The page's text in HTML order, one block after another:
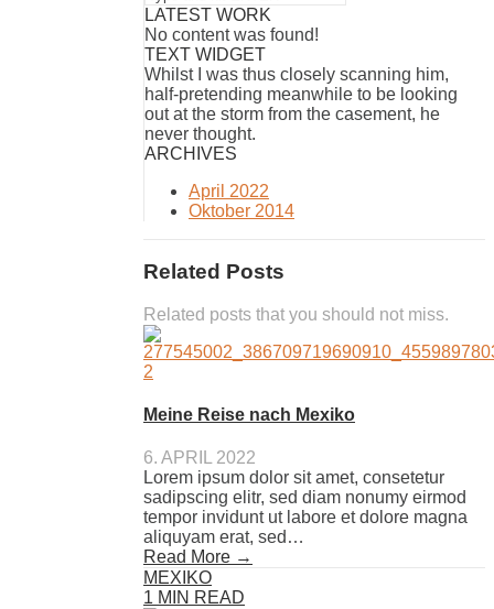
LATEST WORK
No content was found!
TEXT WIDGET
Whilst I was thus closely scanning him,
half-pretending meanwhile to be looking
out at the storm from the casement, he
never thought.
ARCHIVES
April 2022
Oktober 2014
Related Posts
Related posts that you should not miss.
Meine Reise nach Mexiko
6. APRIL 2022
Lorem ipsum dolor sit amet, consetetur
sadipscing elitr, sed diam nonumy eirmod
tempor invidunt ut labore et dolore magna
aliquyam erat, sed…
Read More →
MEXIKO
1 MIN READ